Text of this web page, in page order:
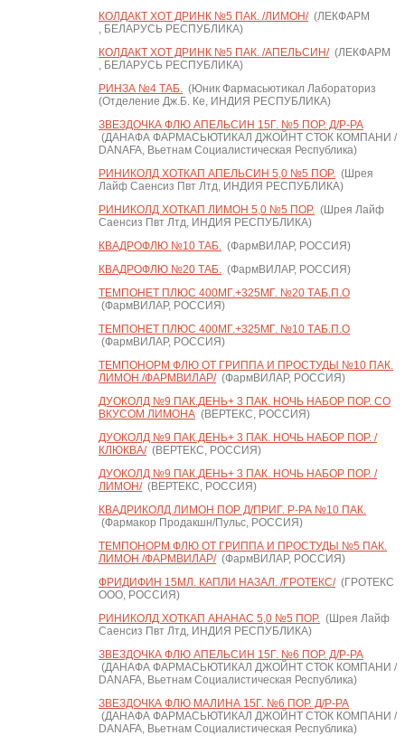
КОЛДАКТ ХОТ ДРИНК №5 ПАК. /ЛИМОН/(ЛЕКФАРМ
, БЕЛАРУСЬ РЕСПУБЛИКА)
КОЛДАКТ ХОТ ДРИНК №5 ПАК. /АПЕЛЬСИН/(ЛЕКФАРМ
, БЕЛАРУСЬ РЕСПУБЛИКА)
РИНЗА №4 ТАБ.(Юник Фармасьютикал Лабораториз
(Отделение Дж.Б. Ке, ИНДИЯ РЕСПУБЛИКА)
ЗВЕЗДОЧКА ФЛЮ АПЕЛЬСИН 15Г. №5 ПОР. Д/Р-РА
(ДАНАФА ФАРМАСЬЮТИКАЛ ДЖОЙНТ СТОК КОМПАНИ /
DANAFA, Вьетнам Социалистическая Республика)
РИНИКОЛД ХОТКАП АПЕЛЬСИН 5,0 №5 ПОР.(Шрея
Лайф Саенсиз Пвт Лтд, ИНДИЯ РЕСПУБЛИКА)
РИНИКОЛД ХОТКАП ЛИМОН 5,0 №5 ПОР.(Шрея Лайф
Саенсиз Пвт Лтд, ИНДИЯ РЕСПУБЛИКА)
КВАДРОФЛЮ №10 ТАБ.(ФармВИЛАР, РОССИЯ)
КВАДРОФЛЮ №20 ТАБ.(ФармВИЛАР, РОССИЯ)
ТЕМПОНЕТ ПЛЮС 400МГ.+325МГ. №20 ТАБ.П.О
(ФармВИЛАР, РОССИЯ)
ТЕМПОНЕТ ПЛЮС 400МГ.+325МГ. №10 ТАБ.П.О
(ФармВИЛАР, РОССИЯ)
ТЕМПОНОРМ ФЛЮ ОТ ГРИППА И ПРОСТУДЫ №10 ПАК.
ЛИМОН /ФАРМВИЛАР/(ФармВИЛАР, РОССИЯ)
ДУОКОЛД №9 ПАК.ДЕНЬ+ 3 ПАК. НОЧЬ НАБОР ПОР. СО
ВКУСОМ ЛИМОНА(ВЕРТЕКС, РОССИЯ)
ДУОКОЛД №9 ПАК.ДЕНЬ+ 3 ПАК. НОЧЬ НАБОР ПОР. /
КЛЮКВА/(ВЕРТЕКС, РОССИЯ)
ДУОКОЛД №9 ПАК.ДЕНЬ+ 3 ПАК. НОЧЬ НАБОР ПОР. /
ЛИМОН/(ВЕРТЕКС, РОССИЯ)
КВАДРИКОЛД ЛИМОН ПОР Д/ПРИГ. Р-РА №10 ПАК.
(Фармакор Продакшн/Пульс, РОССИЯ)
ТЕМПОНОРМ ФЛЮ ОТ ГРИППА И ПРОСТУДЫ №5 ПАК.
ЛИМОН /ФАРМВИЛАР/(ФармВИЛАР, РОССИЯ)
ФРИДИФИН 15МЛ. КАПЛИ НАЗАЛ. /ГРОТЕКС/(ГРОТЕКС
ООО, РОССИЯ)
РИНИКОЛД ХОТКАП АНАНАС 5,0 №5 ПОР.(Шрея Лайф
Саенсиз Пвт Лтд, ИНДИЯ РЕСПУБЛИКА)
ЗВЕЗДОЧКА ФЛЮ АПЕЛЬСИН 15Г. №6 ПОР. Д/Р-РА
(ДАНАФА ФАРМАСЬЮТИКАЛ ДЖОЙНТ СТОК КОМПАНИ /
DANAFA, Вьетнам Социалистическая Республика)
ЗВЕЗДОЧКА ФЛЮ МАЛИНА 15Г. №6 ПОР. Д/Р-РА
(ДАНАФА ФАРМАСЬЮТИКАЛ ДЖОЙНТ СТОК КОМПАНИ /
DANAFA, Вьетнам Социалистическая Республика)